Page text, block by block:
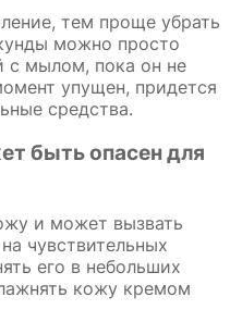
тем проще убрать
можно просто
с мылом, пока он не
упущен, придется
средства.
быть опасен для
и может вызвать
чувствительных
его в небольших
кожу кремом